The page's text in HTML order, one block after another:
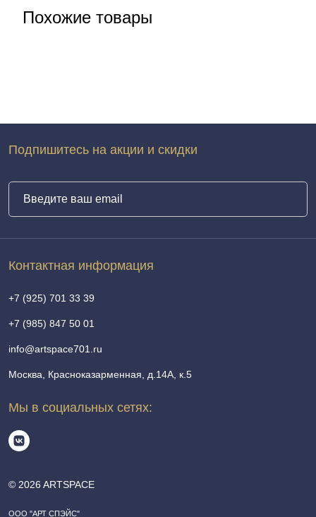
Похожие товары
© 2026 ARTSPACE
ООО "АРТ СПЭЙС"
Контактная информация
+7 (925) 701 33 39
+7 (985) 847 50 01
info@artspace701.ru
Москва, Красноказарменная, д.14А, к.5
Мы в социальных сетях:
Подпишитесь на акции и скидки